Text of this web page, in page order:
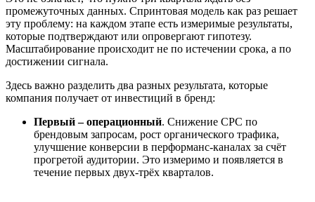
промежуточных данных. Спринтовая модель как раз решает
эту проблему: на каждом этапе есть измеримые результаты,
которые подтверждают или опровергают гипотезу.
Масштабирование происходит не по истечении срока, а по
достижении сигнала.
Здесь важно разделить два разных результата, которые
компания получает от инвестиций в бренд:
Первый – операционный. Снижение CPC по
брендовым запросам, рост органического трафика,
улучшение конверсии в перформанс-каналах за счёт
прогретой аудитории. Это измеримо и появляется в
течение первых двух-трёх кварталов.